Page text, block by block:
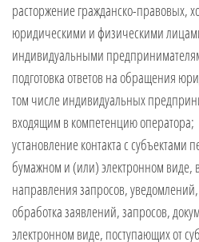
расторжение гражданско-правовых,
юридическими и физическими
индивидуальными
подготовка ответов на обращения
том числе индивидуальных
входящим в компетенцию оператора;
установление контакта с субъектами
бумажном и (или) электронном виде,
направления запросов,
обработка заявлений, запросов,
электронном виде, поступающих от